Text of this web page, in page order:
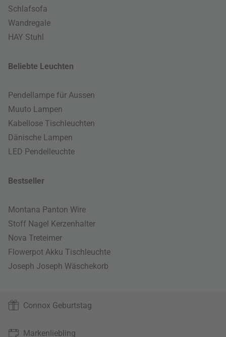
Schlafsofa
Wandregale
HAY Stuhl
Beliebte Leuchten
Pendellampe für Aussen
Muuto Lampen
Kabellose Tischleuchten
Dänische Lampen
LED Pendelleuchte
Bestseller
Montana Panton Wire
Stoff Nagel Kerzenhalter
Nova Treteimer
Flowerpot Akku Tischleuchte
Joseph Joseph Wäschekorb
Connox Geburtstag
Markenliebling